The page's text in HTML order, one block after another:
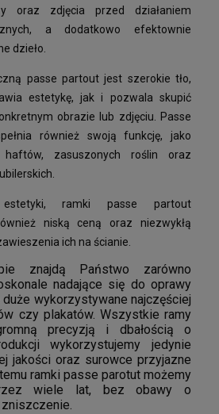
oraz zdjęcia przed działaniem
a dodatkowo efektownie
dzieło.
passe partout jest szerokie tło,
estetykę, jak i pozwala skupić
obrazie lub zdjęciu. Passe
również swoją funkcję, jako
haftów, zasuszonych roślin oraz
ramki passe partout
niską ceną oraz niezwykłą
ich na ścianie.
znajdą Państwo zarówno
nadające się do oprawy
duże wykorzystywane najczęściej
czy plakatów. Wszystkie ramy
precyzją i dbałością o
wykorzystujemy jedynie
jakości oraz surowce przyjazne
ramki passe parotut możemy
wiele lat, bez obawy o
zniszczenie.